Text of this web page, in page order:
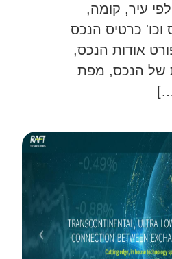
עיר, קומה,
וכו' כרטיס הנכס
אודות הנכס,
של הנכס, מפת